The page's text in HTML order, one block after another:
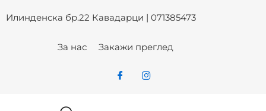
toИлинденска бр.22 Кавадарци | 071385473
За нас Закажи преглед